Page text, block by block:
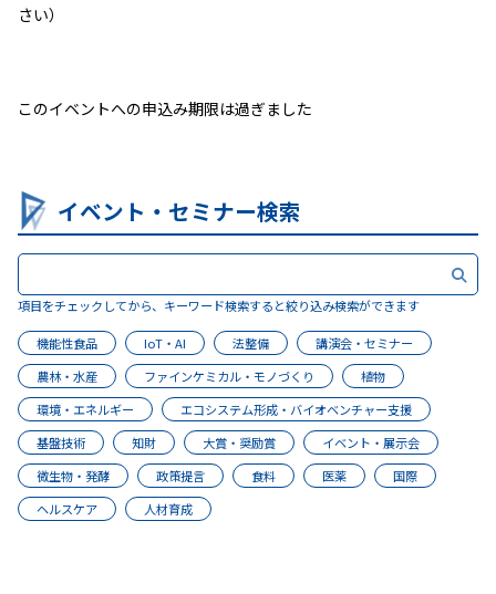
さい）
このイベントへの申込み期限は過ぎました
イベント・セミナー検索
項目をチェックしてから、キーワード検索すると絞り込み検索ができます
機能性食品 IoT・AI 法整備
講演会・セミナー
農林・水産
ファインケミカル・モノづくり
植物
環境・エネルギー
エコシステム形成・バイオベンチャー支援
基盤技術
知財 大賞・奨励賞
イベント・展示会
微生物・発酵
政策提言 食料 医薬
国際
ヘルスケア
人材育成